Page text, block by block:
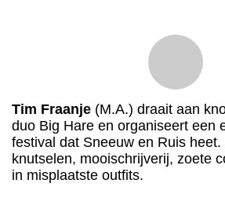
Tim Fraanje (M.A.) draait aan
duo Big Hare en organiseert een
festival dat Sneeuw en Ruis
knutselen, mooischrijverij, zoete
in misplaatste outfits.